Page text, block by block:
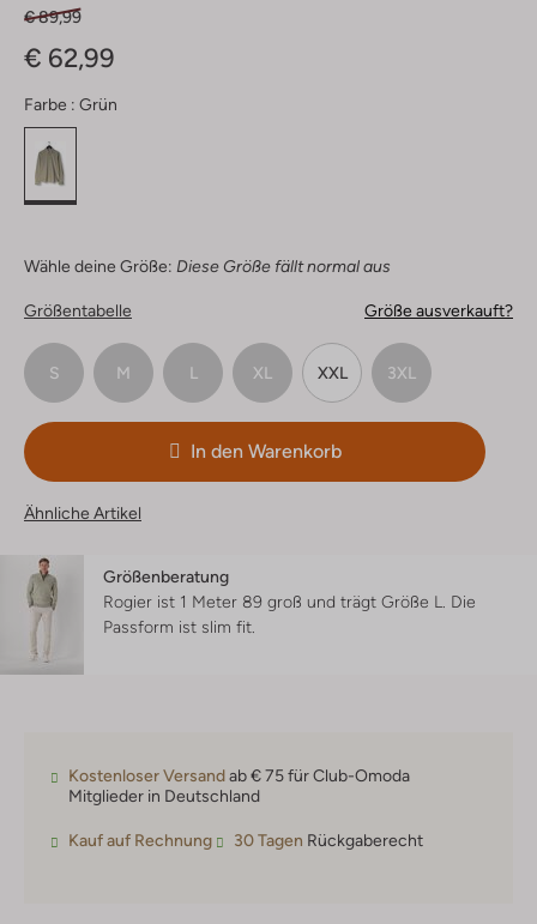
€ 89,99
€ 62,99
Farbe : Grün
Wähle deine Größe: Diese Größe fällt normal aus
Größentabelle Größe ausverkauft?
S M L XL XXL 3XL
In den Warenkorb
Ähnliche Artikel
Größenberatung
Rogier ist 1 Meter 89 groß und trägt Größe L. Die
Passform ist slim fit
Kostenloser Versandab € 75 für Club-Omoda
Mitglieder in Deutschland
Kauf auf Rechnung 30 Tagen Rückgaberecht